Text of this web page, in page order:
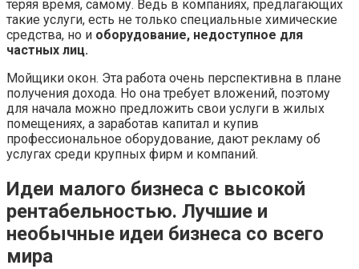
теряя время, самому. Ведь в компаниях, предлагающих
такие услуги, есть не только специальные химические
средства, но и оборудование, недоступное для
частных лиц.
Мойщики окон. Эта работа очень перспективна в плане
получения дохода. Но она требует вложений, поэтому
для начала можно предложить свои услуги в жилых
помещениях, а заработав капитал и купив
профессиональное оборудование, дают рекламу об
услугах среди крупных фирм и компаний.
Идеи малого бизнеса с высокой
рентабельностью. Лучшие и
необычные идеи бизнеса со всего
мира